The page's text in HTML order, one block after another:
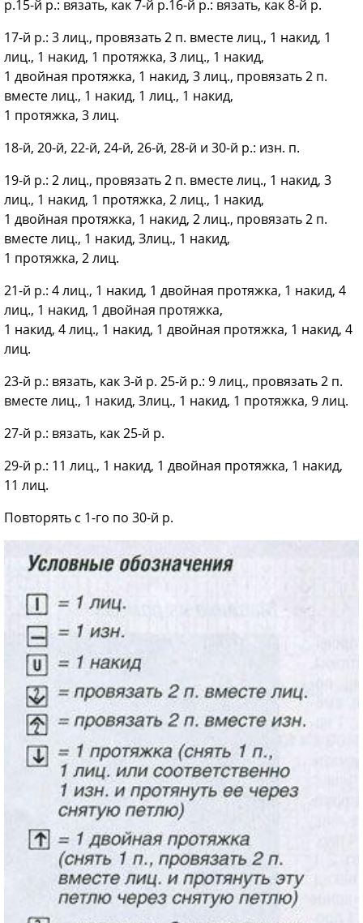
р.15-й р.: вязать, как 7-й р.16-й р.: вязать, как 8-й р.
17-й р.: 3 лиц., провязать 2 п. вместе лиц., 1 накид, 1
лиц., 1 накид, 1 протяжка, 3 лиц., 1 накид,
1 двойная протяжка, 1 накид, 3 лиц., провязать 2 п.
вместе лиц., 1 накид, 1 лиц., 1 накид,
1 протяжка, 3 лиц.
18-й, 20-й, 22-й, 24-й, 26-й, 28-й и 30-й р.: изн. п.
19-й р.: 2 лиц., провязать 2 п. вместе лиц., 1 накид, 3
лиц., 1 накид, 1 протяжка, 2 лиц., 1 накид,
1 двойная протяжка, 1 накид, 2 лиц., провязать 2 п.
вместе лиц., 1 накид, Злиц., 1 накид,
1 протяжка, 2 лиц.
21-й р.: 4 лиц., 1 накид, 1 двойная протяжка, 1 накид, 4
лиц., 1 накид, 1 двойная протяжка,
1 накид, 4 лиц., 1 накид, 1 двойная протяжка, 1 накид, 4
лиц.
23-й р.: вязать, как 3-й р. 25-й р.: 9 лиц., провязать 2 п.
вместе лиц., 1 накид, Злиц., 1 накид, 1 протяжка, 9 лиц.
27-й р.: вязать, как 25-й р.
29-й р.: 11 лиц., 1 накид, 1 двойная протяжка, 1 накид,
11 лиц.
Повторять с 1-го по 30-й р.